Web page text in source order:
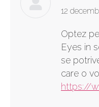
says:
12
Optez
Eyes in
se
care o
https://